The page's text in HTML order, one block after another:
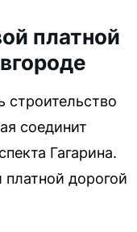
платной
соединит
Гагарина.
платной дорогой